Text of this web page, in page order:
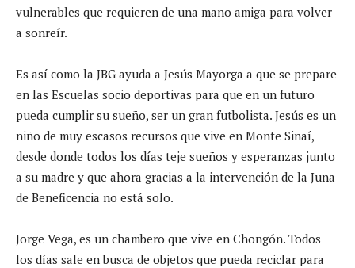
vulnerables que requieren de una mano amiga para volver
a sonreír.
Es así como la JBG ayuda a Jesús Mayorga a que se prepare
en las Escuelas socio deportivas para que en un futuro
pueda cumplir su sueño, ser un gran futbolista. Jesús es un
niño de muy escasos recursos que vive en Monte Sinaí,
desde donde todos los días teje sueños y esperanzas junto
a su madre y que ahora gracias a la intervención de la Juna
de Beneficencia no está solo.
Jorge Vega, es un chambero que vive en Chongón. Todos
los días sale en busca de objetos que pueda reciclar para